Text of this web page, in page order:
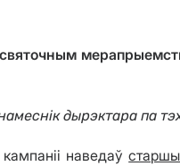
святочным
дырэктара па
наведаў